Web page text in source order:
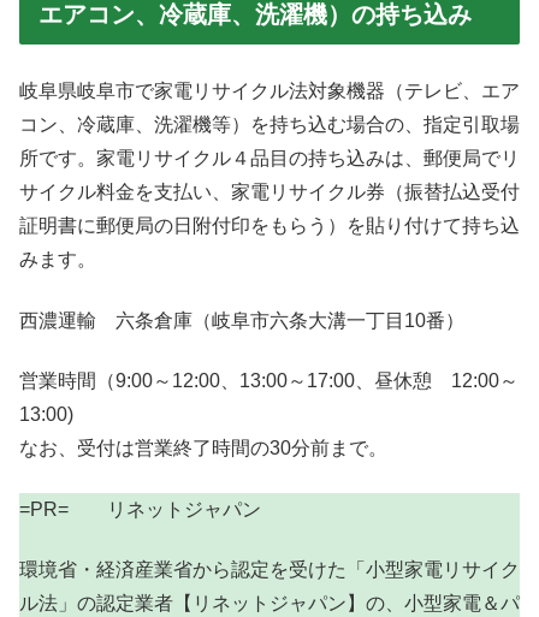
エアコン、冷蔵庫、洗濯機）の持ち込み
岐阜県岐阜市で家電リサイクル法対象機器（テレビ、エア
コン、冷蔵庫、洗濯機等）を持ち込む場合の、指定引取場
所です。家電リサイクル４品目の持ち込みは、郵便局でリ
サイクル料金を支払い、家電リサイクル券（振替払込受付
証明書に郵便局の日附付印をもらう）を貼り付けて持ち込
みます。
西濃運輸 六条倉庫（岐阜市六条大溝一丁目10番）
営業時間（9:00～12:00、13:00～17:00、昼休憩 12:00～
13:00)
なお、受付は営業終了時間の30分前まで。
=PR= リネットジャパン
環境省・経済産業省から認定を受けた「小型家電リサイク
ル法」の認定業者【リネットジャパン】の、小型家電＆パ